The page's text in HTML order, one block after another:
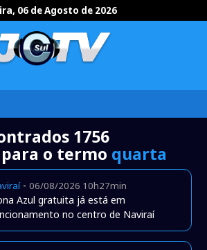
06 de Agosto de 2026
1756
o termo quarta
-06/08/2026 10h27min
Azul gratuita já está em
no centro de Naviraí